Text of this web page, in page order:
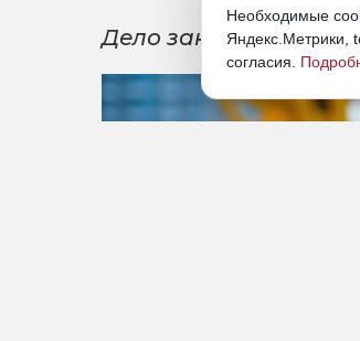
Дело закончилось
Необходимые
Яндекс.Метрики,
согласия.